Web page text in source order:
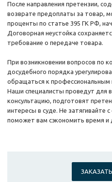
После направления претензии,
возврате предоплаты за товар,
проценты по статье 395 ГК РФ,
Договорная неустойка
требование о передаче товара.
При возникновении вопросов по
досудебного порядка
обращаться к профессиональным
Наши специалисты проведут для
консультацию, подготовят
интересы в суде. Не затягивайте
поможет вам сэкономить время и